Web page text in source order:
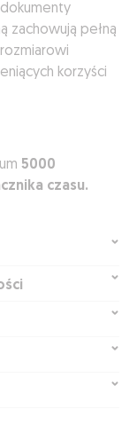
zachowują pełną
korzyści
5000
czasu.